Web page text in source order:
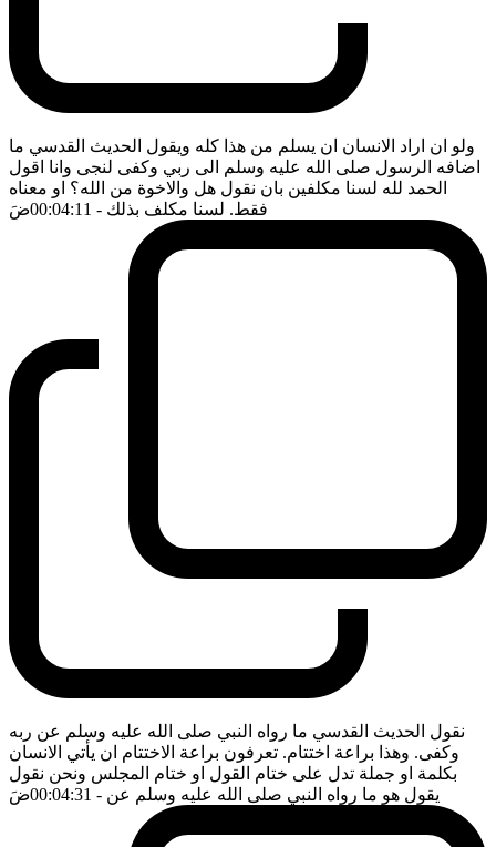
ولو ان اراد الانسان ان يسلم من هذا كله ويقول الحديث القدسي ما
اضافه الرسول صلى الله عليه وسلم الى ربي وكفى لنجى وانا اقول
الحمد لله لسنا مكلفين بان نقول هل والاخوة من الله؟ او معناه
فقط. لسنا مكلف بذلك - 00:04:11 ضَ
نقول الحديث القدسي ما رواه النبي صلى الله عليه وسلم عن ربه
وكفى. وهذا براعة اختتام. تعرفون براعة الاختتام ان يأتي الانسان
بكلمة او جملة تدل على ختام القول او ختام المجلس ونحن نقول
يقول هو ما رواه النبي صلى الله عليه وسلم عن - 00:04:31 ضَ